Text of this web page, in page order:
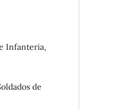
Infanteria,
de